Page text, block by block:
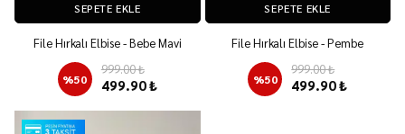
SEPETE EKLE
File Hırkalı Elbise - Bebe Mavi
%50
999.00 ₺
499.90 ₺
SEPETE EKLE
File Hırkalı Elbise - Pembe
%50
999.00 ₺
499.90 ₺